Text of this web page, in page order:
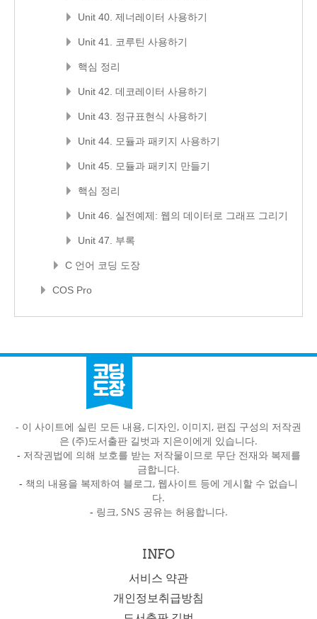
Unit 40. 제너레이터 사용하기
Unit 41. 코루틴 사용하기
핵심 정리
Unit 42. 데코레이터 사용하기
Unit 43. 정규표현식 사용하기
Unit 44. 모듈과 패키지 사용하기
Unit 45. 모듈과 패키지 만들기
핵심 정리
Unit 46. 실전예제: 웹의 데이터로 그래프 그리기
Unit 47. 부록
C 언어 코딩 도장
COS Pro
- 이 사이트에 실린 모든 내용, 디자인, 이미지, 편집 구성의 저작권
은 (주)도서출판 길벗과 지은이에게 있습니다.
- 저작권법에 의해 보호를 받는 저작물이므로 무단 전재와 복제를
금합니다.
- 책의 내용을 복제하여 블로그, 웹사이트 등에 게시할 수 없습니
다.
- 링크, SNS 공유는 허용합니다.
INFO
서비스 약관
개인정보취급방침